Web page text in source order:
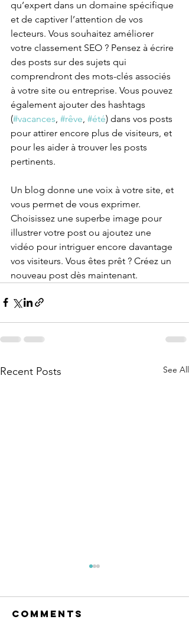
qu’expert dans un domaine spécifique
et de captiver l’attention de vos
lecteurs. Vous souhaitez améliorer
votre classement SEO ? Pensez à écrire
des posts sur des sujets qui
comprendront des mots-clés associés
à votre site ou entreprise. Vous pouvez
également ajouter des hashtags
(#vacances #rêve #été) dans vos posts
pour attirer encore plus de visiteurs, et
pour les aider à trouver les posts
pertinents.
Un blog donne une voix à votre site, et
vous permet de vous exprimer.
Choisissez une superbe image pour
illustrer votre post ou ajoutez une
vidéo pour intriguer encore davantage
vos visiteurs. Vous êtes prêt ? Créez un
nouveau post dès maintenant.
Recent Posts See All
Comments